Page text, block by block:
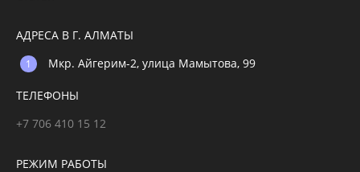
АДРЕСА В Г. АЛМАТЫ
Мкр. Айгерим-2, улица Мамытова, 99
ТЕЛЕФОНЫ
+7 706 410 15 12
РЕЖИМ РАБОТЫ